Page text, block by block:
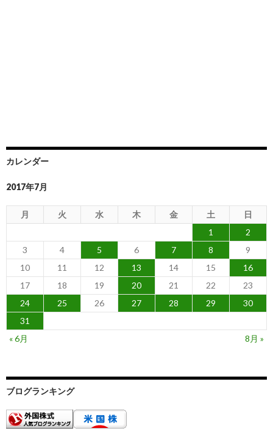
カレンダー
2017年7月
月 火 水 木 金 土
日
1
2
3
4 5 6 7 8
9
10
11 12 13 14 15
16
17
18 19 20 21 22
23
24
25 26 27 28 29
30
31
« 6月
8月 »
ブログランキング